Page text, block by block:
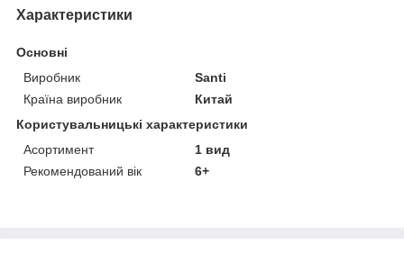
Характеристики
Основні
Виробник
Santi
Країна виробник
Китай
Користувальницькі характеристики
Асортимент
1 вид
Рекомендований вік
6+